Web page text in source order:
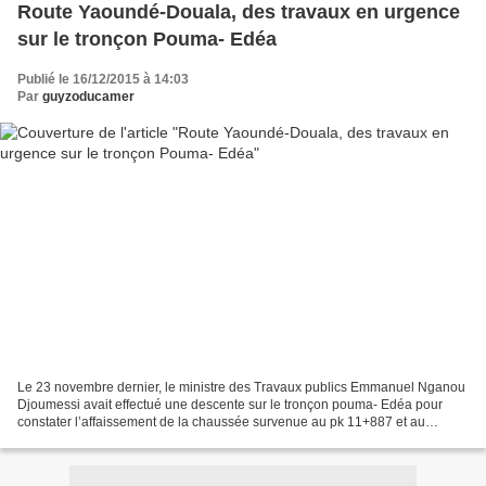
Route Yaoundé-Douala, des travaux en urgence
sur le tronçon Pouma- Edéa
Publié le 16/12/2015 à 14:03
Par guyzoducamer
Le 23 novembre dernier, le ministre des Travaux publics Emmanuel Nganou
Djoumessi avait effectué une descente sur le tronçon pouma- Edéa pour
constater l’affaissement de la chaussée survenue au pk 11+887 et au